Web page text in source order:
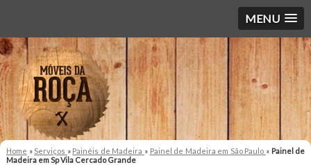
MENU
Home » Serviços » Painéis de Madeira » Painel de Madeira em São Paulo » Painel de
Madeira em Sp Vila Cercado Grande